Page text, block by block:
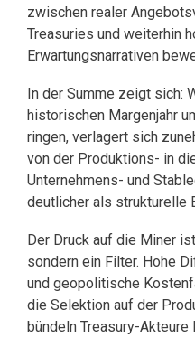
zwischen realer
Treasuries und weiterhin
Erwartungsnarrativen
In der Summe zeigt sich:
historischen Margenjahr
ringen, verlagert sich
von der Produktions- in
Unternehmens- und
deutlicher als strukturelle
Der Druck auf die Miner
sondern ein Filter. Hohe
und geopolitische
die Selektion auf der
bündeln Treasury-Akteure